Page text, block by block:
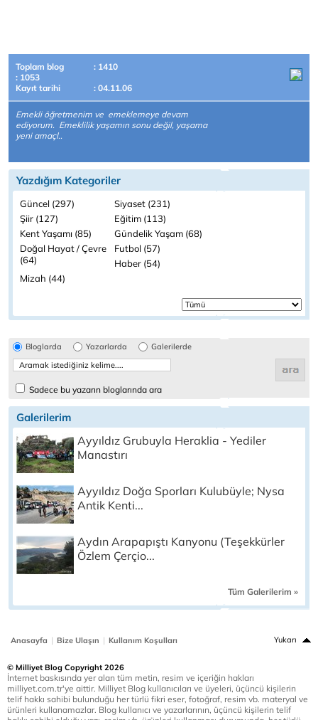
Toplam blog
: 1410
: 1053
Kayıt tarihi
: 04.11.06
Emekli öğretmenim ve emeklemeye devam
ediyorum. Emeklilik yaşamın sonu değil, yaşama
yeni amaçl..
Yazdığım Kategoriler
Güncel (297)
Siyaset (231)
Şiir (127)
Eğitim (113)
Kent Yaşamı (85)
Gündelik Yaşam (68)
Doğal Hayat / Çevre
(64)
Futbol (57)
Haber (54)
Mizah (44)
Bloglarda Yazarlarda Galerilerde
Sadece bu yazarın bloglarında ara
Galerilerim
Ayyıldız Grubuyla Heraklia - Yediler
Manastırı
Ayyıldız Doğa Sporları Kulubüyle; Nysa
Antik Kenti...
Aydın Arapapıştı Kanyonu (Teşekkürler
Özlem Çerçio...
Tüm Galerilerim »
Anasayfa | Bize Ulaşın | Kullanım Koşulları Yukarı
© Milliyet Blog Copyright 2026
İnternet baskısında yer alan tüm metin, resim ve içeriğin hakları
milliyet.com.tr'ye aittir. Milliyet Blog kullanıcıları ve üyeleri, üçüncü kişilerin
telif hakkı sahibi bulunduğu her türlü fikri eser, fotoğraf, resim vb. materyal ve
ürünleri kullanamazlar. Blog kullanıcı ve yazarlarının, üçüncü kişilerin telif